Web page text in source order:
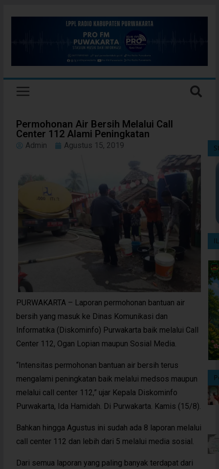
Permohonan Air Bersih Melalui Call
Center 112 Alami Peningkatan
Admin Agustus 15, 2019
PURWAKARTA – Laporan permohonan bantuan air
bersih yang masuk ke Dinas Komunikasi dan
Informatika (Diskominfo) Purwakarta baik melalui Call
Center 112, Ogan Lopian maupun Sosial Media.
“Intensitas permohonan bantuan air bersih terus
mengalami peningkatan baik melalui medsos maupun
melalui call center 112,” ujar Kepala Diskominfo
Purwakarta, Ida Hamidah. Di Purwakarta. Kamis (15/8).
Bahkan hingga Agustus ini sudah ada 8 laporan melalui
call center 112 dan lebih dari 5 melalui media sosial.
Dari semua laporan yang paling banyak terdapat dari